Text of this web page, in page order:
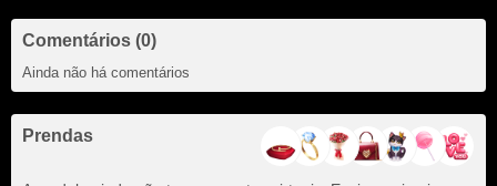
Comentários (0)
Ainda não há comentários
Prendas